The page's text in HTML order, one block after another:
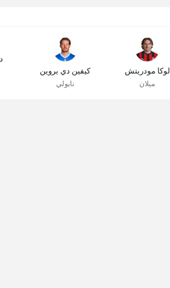
لوكا مودريتش
ميلان
كيفين دي بروين
نابولي